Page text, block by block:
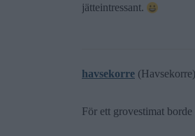
jätteintressant.
havsekorre (Havsekorre)
För ett grovestimat